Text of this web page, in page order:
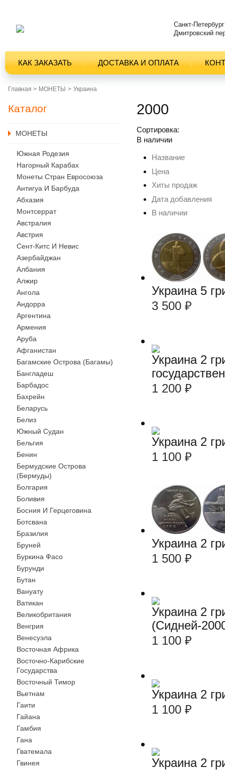
Санкт-Петербург
Дмитровский
КАК ЗАКАЗАТЬ ДОСТАВКА И ОПЛАТА
Главная > MОНЕТЫ Украина
Каталог
MОНЕТЫ
Южная Родезия
Нагорный Карабах
Монеты Стран Евросоюза
Антигуа И Барбуда
Абхазия
Монтсеррат
Австралия
Австрия
Сент-Китс И Невис
Азербайджан
Албания
Алжир
Ангола
Андорра
Аргентина
Армения
Аруба
Афганистан
Багамские Острова (Багамы)
Бангладеш
Барбадос
Бахрейн
Беларусь
Белиз
Южный Судан
Бельгия
Бенин
Бермудские Острова
(Бермуды)
Болгария
Боливия
Босния И Герцеговина
Ботсвана
Бразилия
Бруней
Буркина Фасо
Бурунди
Бутан
Вануату
Ватикан
Великобритания
Венгрия
Венесуэла
Восточная Африка
Восточно-Карибские
Государства
Восточный Тимор
Вьетнам
Гаити
Гайана
Гамбия
Гана
Гватемала
Гвинея
2000
Сортировка:
В наличии
Название
Цена
Хиты продаж
Дата добавления
В наличии
Украина 5
3 500 ₽
Украина 2
1 200 ₽
Украина 2
1 100 ₽
Украина 2
1 500 ₽
Украина 2
(Сидней-
1 100 ₽
Украина 2
1 100 ₽
Украина 2